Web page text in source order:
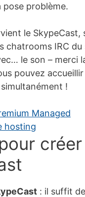
problème.
le SkypeCast,
chatrooms IRC du
le son – merci
pouvez accueillir
!
: il suffit